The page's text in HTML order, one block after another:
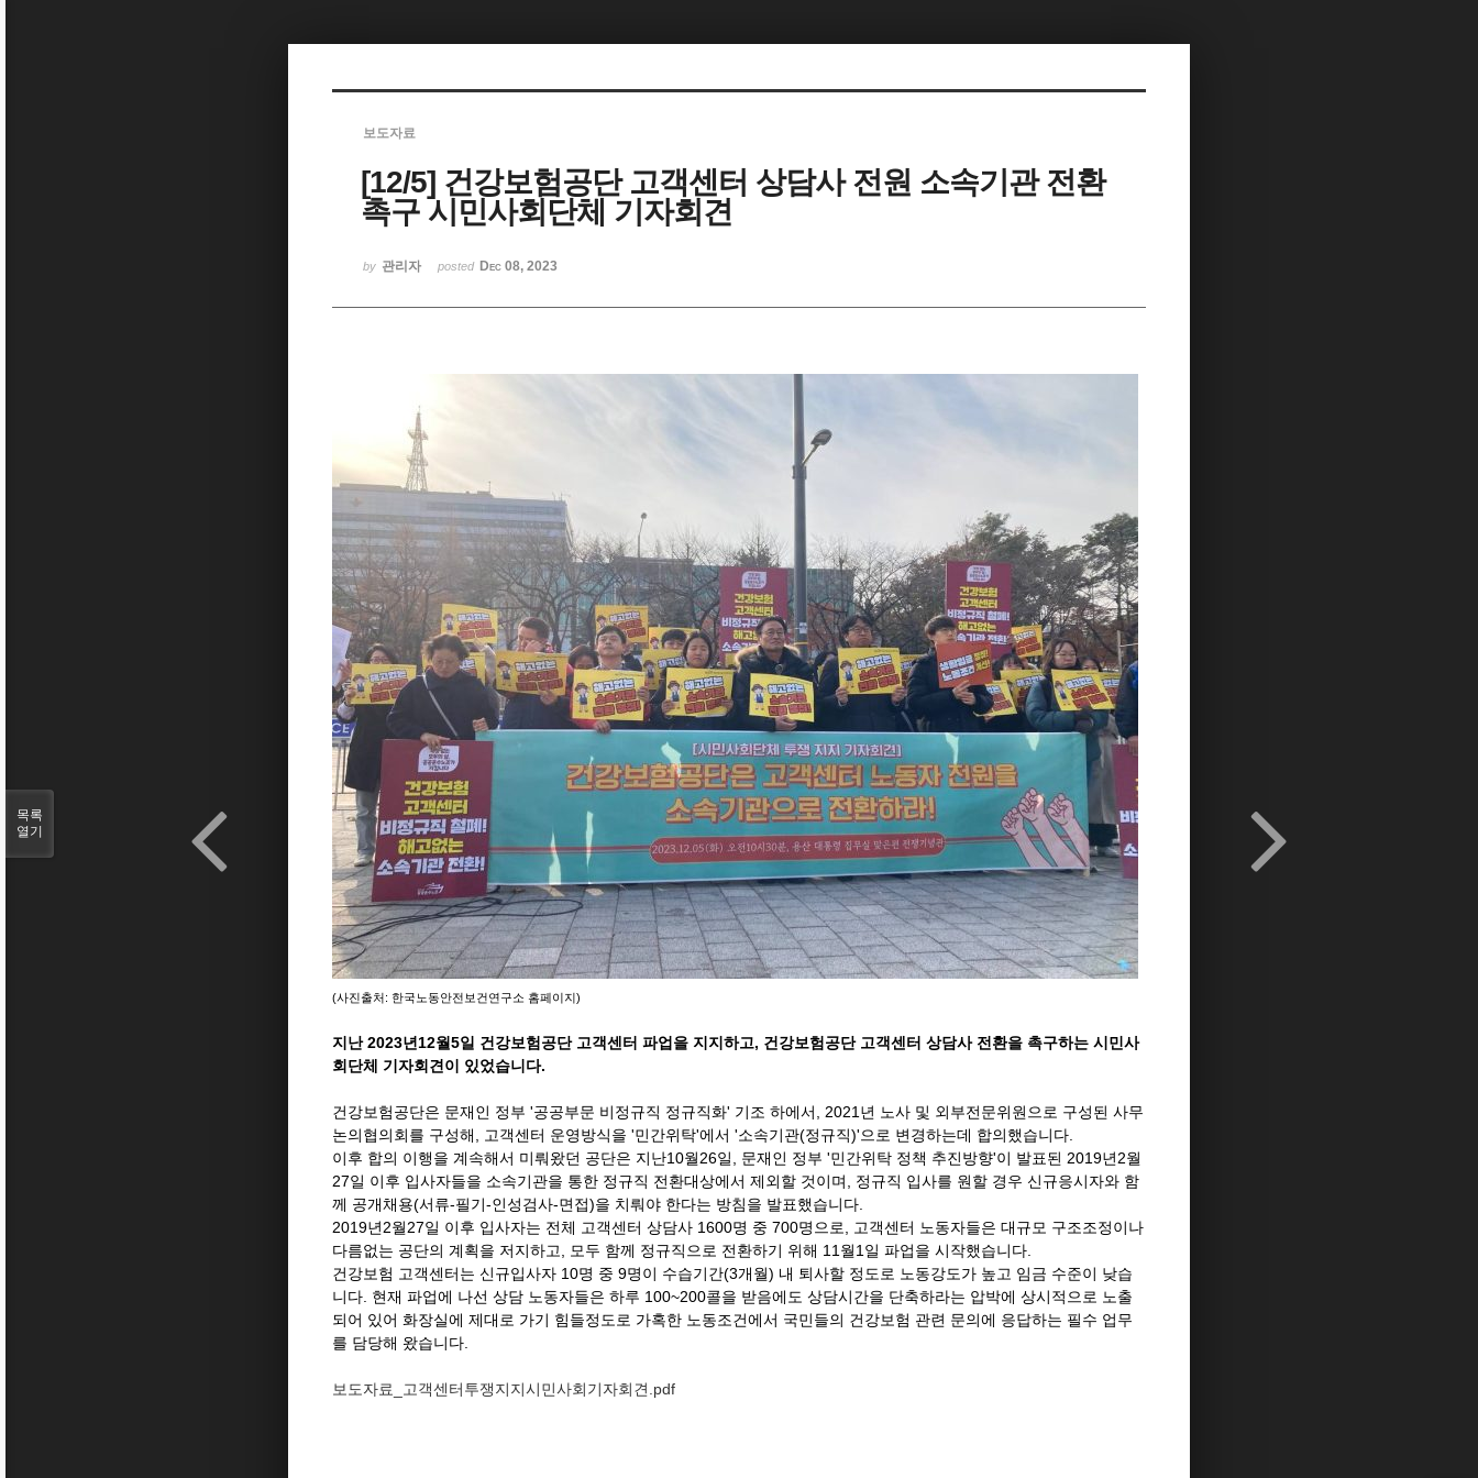
보도자료
[12/5] 건강보험공단 고객센터 상담사 전원 소속기관 전환
촉구 시민사회단체 기자회견
by 관리자 posted Dec 08, 2023
(사진출처: 한국노동안전보건연구소 홈페이지)
지난 2023년12월5일 건강보험공단 고객센터 파업을 지지하고, 건강보험공단 고객센터 상담사 전환을 촉구하는 시민사
회단체 기자회견이 있었습니다.
건강보험공단은 문재인 정부 '공공부문 비정규직 정규직화' 기조 하에서, 2021년 노사 및 외부전문위원으로 구성된 사무
논의협의회를 구성해, 고객센터 운영방식을 '민간위탁'에서 '소속기관(정규직)'으로 변경하는데 합의했습니다.
이후 합의 이행을 계속해서 미뤄왔던 공단은 지난10월26일, 문재인 정부 '민간위탁 정책 추진방향'이 발표된 2019년2월
27일 이후 입사자들을 소속기관을 통한 정규직 전환대상에서 제외할 것이며, 정규직 입사를 원할 경우 신규응시자와 함
께 공개채용(서류-필기-인성검사-면접)을 치뤄야 한다는 방침을 발표했습니다.
2019년2월27일 이후 입사자는 전체 고객센터 상담사 1600명 중 700명으로, 고객센터 노동자들은 대규모 구조조정이나
다름없는 공단의 계획을 저지하고, 모두 함께 정규직으로 전환하기 위해 11월1일 파업을 시작했습니다.
건강보험 고객센터는 신규입사자 10명 중 9명이 수습기간(3개월) 내 퇴사할 정도로 노동강도가 높고 임금 수준이 낮습
니다. 현재 파업에 나선 상담 노동자들은 하루 100~200콜을 받음에도 상담시간을 단축하라는 압박에 상시적으로 노출
되어 있어 화장실에 제대로 가기 힘들정도로 가혹한 노동조건에서 국민들의 건강보험 관련 문의에 응답하는 필수 업무
를 담당해 왔습니다.
보도자료_고객센터투쟁지지시민사회기자회견.pdf
목록
열기
Sketchbook5, 스케치북5
Sketchbook5, 스케치북5